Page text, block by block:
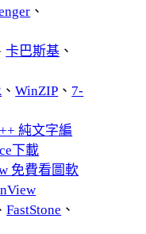
、
卡巴斯基 、
、WinZIP 、 7-
純文字編
下載
免費看圖軟
FastStone 、